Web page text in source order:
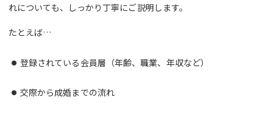
れについても、しっかり丁寧にご説明します。
たとえば…
登録されている会員層（年齢、職業、年収など）
交際から成婚までの流れ